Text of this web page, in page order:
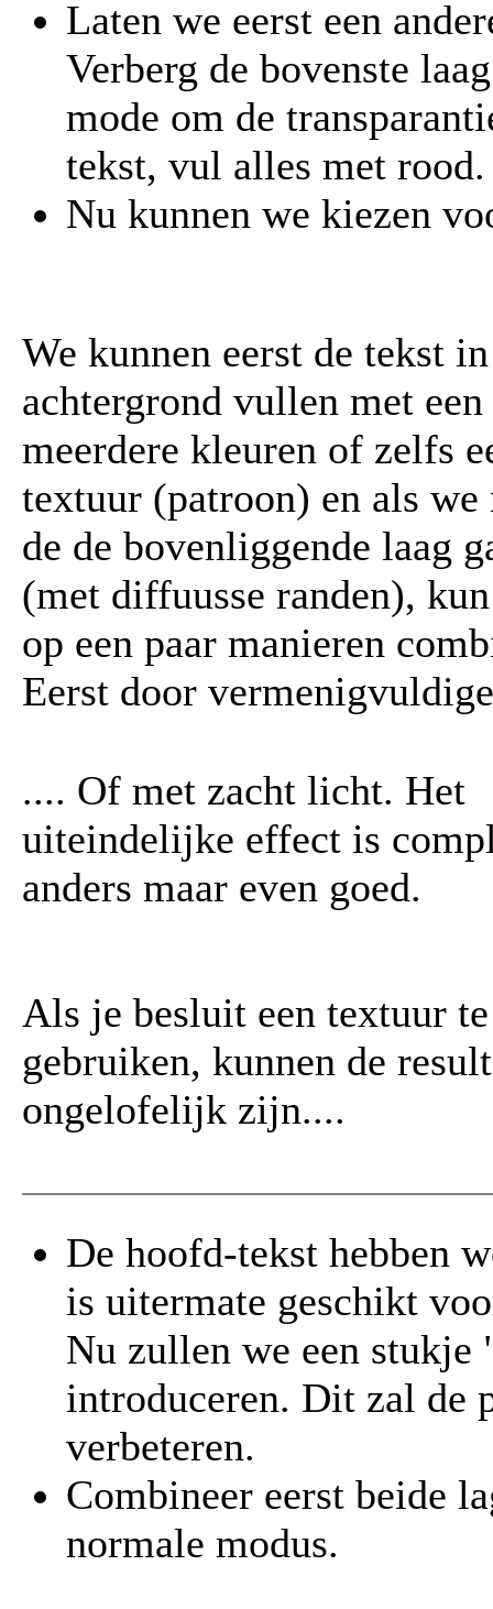
Laten we eerst een
Verberg de bovenste
mode om de
tekst, vul alles met rood.
Nu kunnen we kiezen
We kunnen eerst de tekst
achtergrond vullen met
meerdere kleuren of zelfs
textuur (patroon) en als we
de de bovenliggende laag
(met diffuusse randen),
op een paar manieren
Eerst door
.... Of met zacht licht. Het
uiteindelijke effect is
anders maar even goed.
Als je besluit een textuur te
gebruiken, kunnen de
ongelofelijk zijn....
De hoofd-tekst hebben
is uitermate geschikt
Nu zullen we een stukje
introduceren. Dit zal de
verbeteren.
Combineer eerst beide
normale modus.